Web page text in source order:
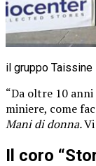
il gruppo Taissine
“Da oltre 10
miniere, come
Mani di donna.
Il coro